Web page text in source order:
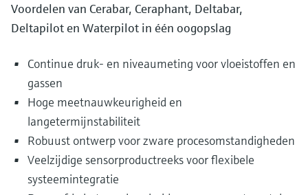
Voordelen van Cerabar, Ceraphant, Deltabar,
Deltapilot en Waterpilot in één oogopslag
Continue druk- en niveaumeting voor vloeistoffen en
gassen
Hoge meetnauwkeurigheid en
langetermijnstabiliteit
Robuust ontwerp voor zware procesomstandigheden
Veelzijdige sensorproductreeks voor flexibele
systeemintegratie